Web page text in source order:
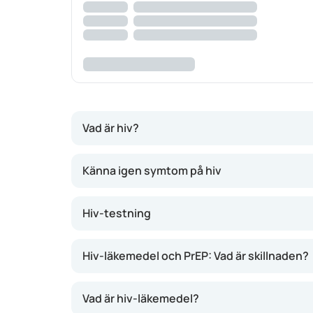
Vad är hiv?
Hiv påverkar immunförsvaret och gör
sperma, slidsekret eller blod. Det kan ta sig
smitta sitt barn.
längre ner), men typ och dosering varierar
Känna igen symtom på hiv
Hiv-testning
Hiv-läkemedel och PrEP: Vad är skillnaden?
Vad är hiv-läkemedel?